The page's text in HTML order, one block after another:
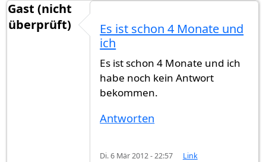
Gast (nicht
überprüft)
Es ist schon 4 Monate und
ich
Es ist schon 4 Monate und ich
habe noch kein Antwort
bekommen.
Antworten
Di. 6 Mär 2012 - 22:57 Link